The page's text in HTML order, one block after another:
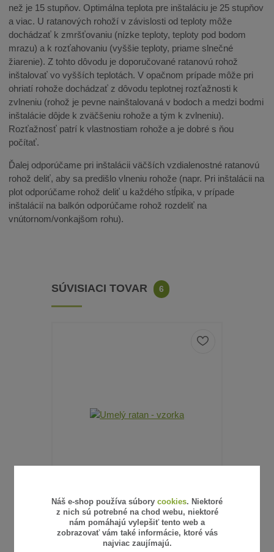
než je 15 stupňov. Optimálna teplota pre inštaláciu je 25 stupňov
a viac. U ratanových rohoží v závislosti od teploty môže
dochádzať k zmršťovaniu (nízke teploty, teploty pod bodom
mrazu) a k rozťahovaniu (vyššie teploty, priame slnečné
žiarenie). Z tohto dôvodu je doporučované ratanovú rohož
inštalovať vo vyšších teplotách. V opačnom prípade môže pri
ohriatí rohože dochádzať z dôvodu teplotnej rozťažnosti k
zvlneniu (rohož je pevne nainštalovaná v bodoch a medzi bodmi
inštalácie dôjde k zväčšeniu rohože a tým k zvlneniu).
Rozťažnosť patrí k vlastnostiam rohože a je dobré s ňou
počítať.
Ďalej odporúčame pri inštalácii väčších vzdialenostné ratanovú
rohož deliť, aby sa predišlo vlneniu rohože (napr. Pri inštalácii na
plot odporúčame rohož deliť u každého stĺpika, v prípade
inštalácií na balkón odporúčame rohož rozdeliť na
vnútornom/vonkajšom rohu).
SÚVISIACI TOVAR 6
6 hodnotenie
UMELÝ RATAN - VZORKA
Náš e-shop používa súbory cookies. Niektoré
z nich sú potrebné na chod webu, niektoré
nám pomáhajú vylepšiť tento web a
zobrazovať vám také informácie, ktoré vás
najviac zaujímajú.